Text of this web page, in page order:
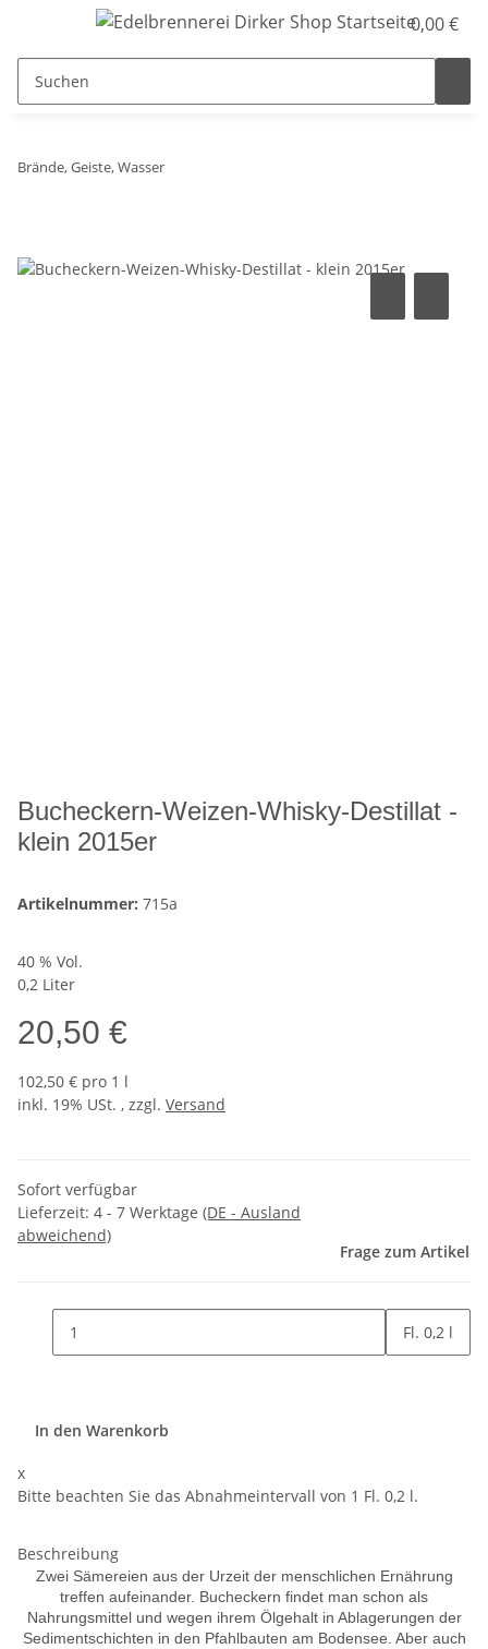
0,00 €
Brände, Geiste, Wasser
Bucheckern-Weizen-Whisky-Destillat -
klein 2015er
Artikelnummer: 715a
40 % Vol.
0,2 Liter
20,50 €
102,50 € pro 1 l
inkl. 19% USt. , zzgl. Versand
Sofort verfügbar
Lieferzeit: 4 - 7 Werktage (DE - Ausland
abweichend)
Frage zum Artikel
Fl. 0,2 l
In den Warenkorb
x
Bitte beachten Sie das Abnahmeintervall von 1 Fl. 0,2 l.
Beschreibung
Zwei Sämereien aus der Urzeit der menschlichen Ernährung
treffen aufeinander. Bucheckern findet man schon als
Nahrungsmittel und wegen ihrem Ölgehalt in Ablagerungen der
Sedimentschichten in den Pfahlbauten am Bodensee. Aber auch